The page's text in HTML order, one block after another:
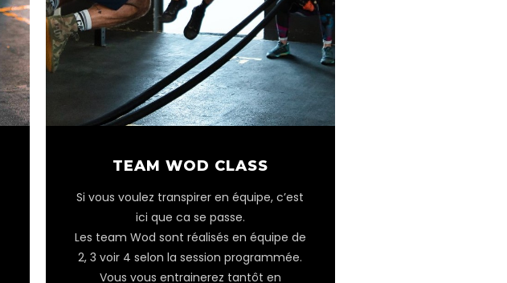
TEAM WOD CLASS
Si vous voulez transpirer en équipe, c’est
ici que ca se passe.
Les team Wod sont réalisés en équipe de
2, 3 voir 4 selon la session programmée.
Vous vous entrainerez tantôt en